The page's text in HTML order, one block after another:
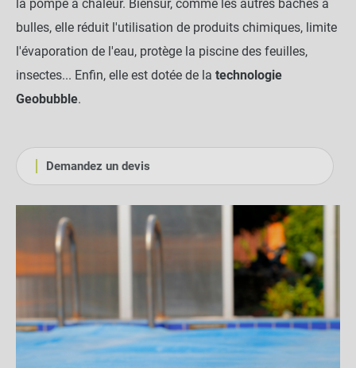
la pompe à chaleur. Biensûr, comme les autres bâches à
bulles, elle réduit l'utilisation de produits chimiques, limite
l'évaporation de l'eau, protège la piscine des feuilles,
insectes... Enfin, elle est dotée de la technologie
Geobubble.
Demandez un devis